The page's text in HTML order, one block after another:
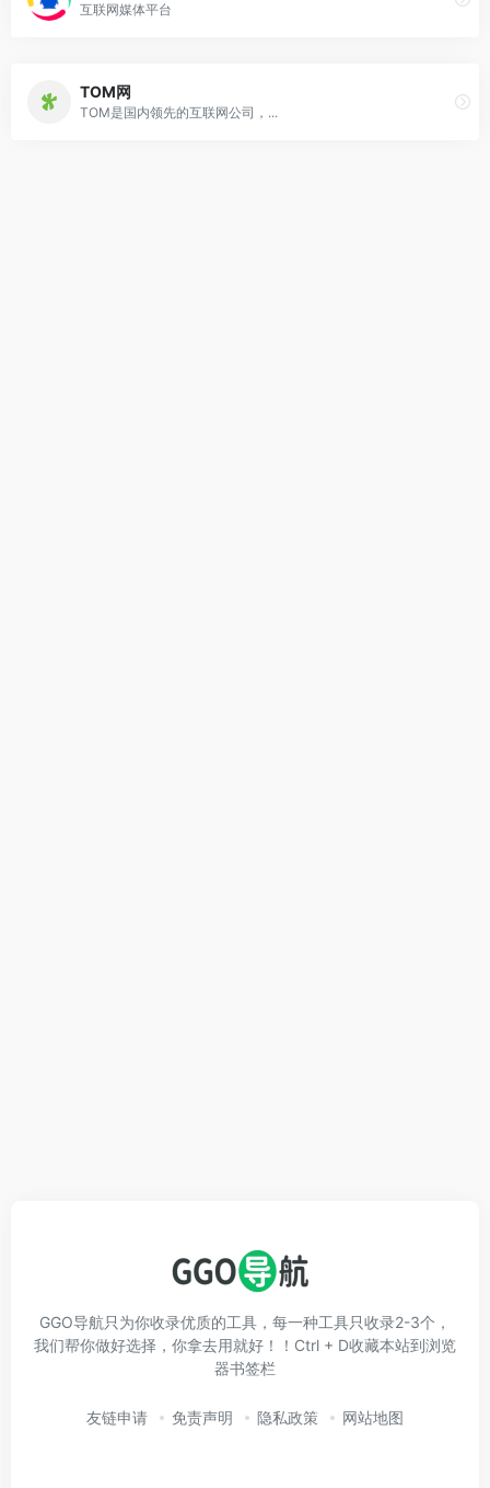
互联网媒体平台
TOM网
TOM是国内领先的互联网公司，...
GGO导航只为你收录优质的工具，每一种工具只收录2-3个，
我们帮你做好选择，你拿去用就好！！Ctrl + D收藏本站到浏览
器书签栏
友链申请 免责声明 隐私政策 网站地图